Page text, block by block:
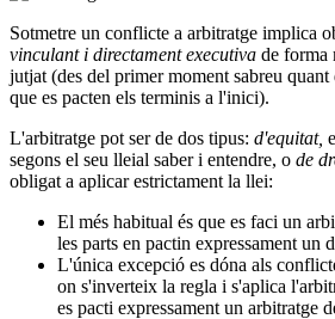
Sotmetre un conflicte a arbitratge implica
vinculant i directament executiva de forma
jutjat (des del primer moment sabreu
que es pacten els terminis a l'inici).
L'arbitratge pot ser de dos tipus: d'equitat,
segons el seu lleial saber i entendre, o de
obligat a aplicar estrictament la llei:
El més habitual és que es faci un
les parts en pactin expressament un
L'única excepció es dóna als
on s'inverteix la regla i s'aplica
es pacti expressament un arbitratge